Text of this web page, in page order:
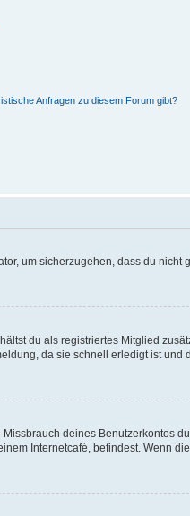
Anfragen zu diesem Forum gibt?
um sicherzugehen, dass du nicht
du als registriertes Mitglied
da sie schnell erledigt ist und
deines Benutzerkontos
Internetcafé, befindest. Wenn